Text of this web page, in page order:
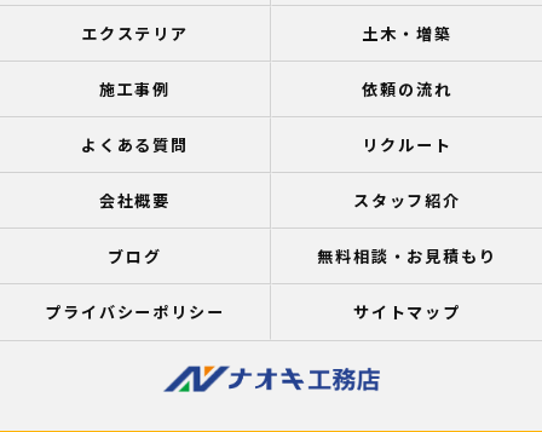
エクステリア 土木・増築
施工事例 依頼の流れ
よくある質問 リクルート
会社概要 スタッフ紹介
ブログ 無料相談・お見積もり
プライバシーポリシー サイトマップ